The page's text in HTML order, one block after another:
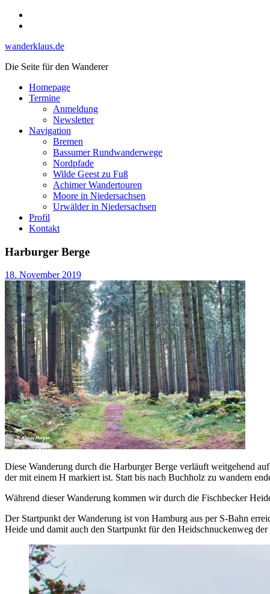
Skip
wanderklaus.de
Die Seite für den Wanderer
Homepage
Termine
Anmeldung
Newsletter
Navigation
Bremen
Bassumer Rundwanderwege
Nordpfade
Wilde Geest zu Fuß
Achimer Wandertouren
Moore in Niedersachsen
Urwälder in Niedersachsen
Profil
Kontakt
Harburger Berge
18. November 2019
Diese Wanderung durch die Harburger Berge verläuft weitgehend
der mit einem H markiert ist. Statt bis nach Buchholz zu wandern
Während dieser Wanderung kommen wir durch die Fischbecker
Der Startpunkt der Wanderung ist von Hamburg aus per S-Bahn
Heide und damit auch den Startpunkt für den Heidschnuckenweg